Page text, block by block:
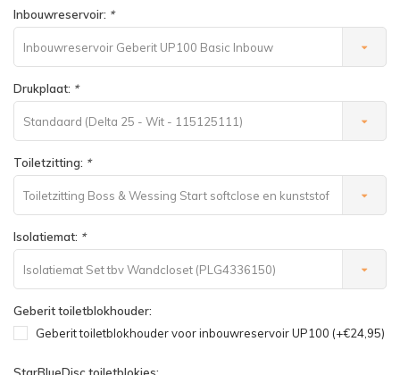
Inbouwreservoir: *
Inbouwreservoir Geberit UP100 Basic Inbouw
Frontbediening (in hoogte/diepte verstelbaar)
(458103001)
Drukplaat: *
Standaard (Delta 25 - Wit - 115125111)
Toiletzitting: *
Toiletzitting Boss & Wessing Start softclose en kunststof
bev.set (PLG4345124)
Isolatiemat: *
Isolatiemat Set tbv Wandcloset (PLG4336150)
Geberit toiletblokhouder:
Geberit toiletblokhouder voor inbouwreservoir UP100 (+€24,95)